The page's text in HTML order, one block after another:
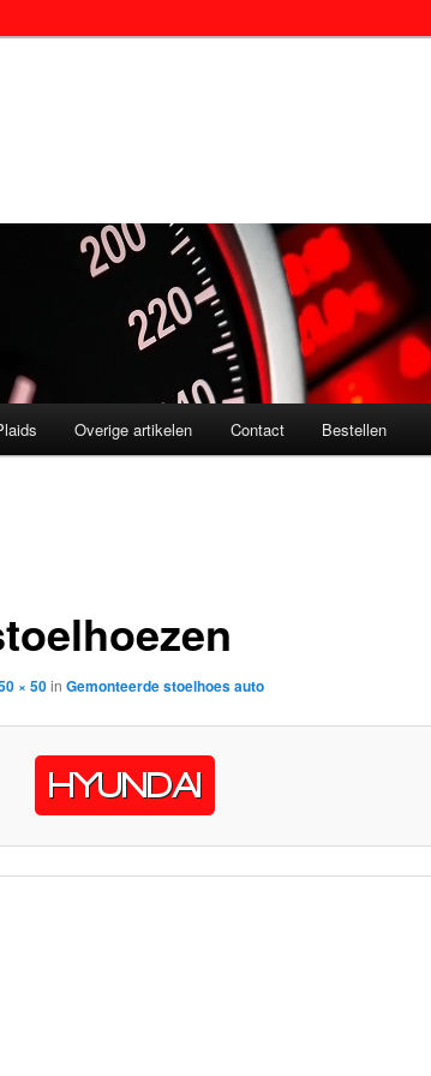
Overige artikelen Contact Bestellen
× 50in Gemonteerde stoelhoes auto